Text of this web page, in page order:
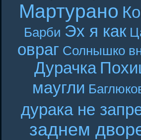
Мартурано
Барби Эх я как
овраг Солнышко
Дурачка
маугли
дурака не
заднем